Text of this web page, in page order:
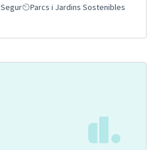
Segur
Parcs i Jardins Sostenibles